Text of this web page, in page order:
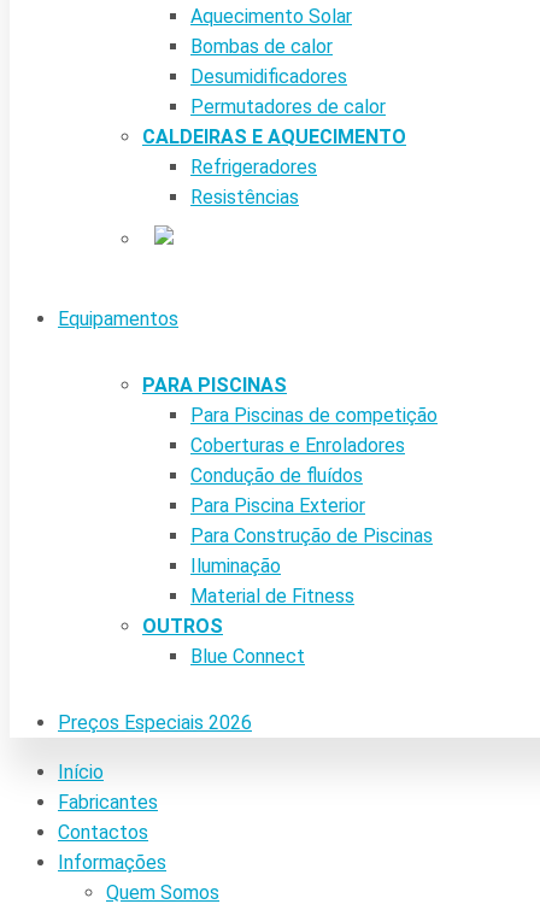
Aquecimento Solar
Bombas de calor
Desumidificadores
Permutadores de calor
CALDEIRAS E AQUECIMENTO
Refrigeradores
Resistências
Equipamentos
PARA PISCINAS
Para Piscinas de competição
Coberturas e Enroladores
Condução de fluídos
Para Piscina Exterior
Para Construção de Piscinas
Iluminação
Material de Fitness
OUTROS
Blue Connect
Preços Especiais 2026
Início
Fabricantes
Contactos
Informações
Quem Somos